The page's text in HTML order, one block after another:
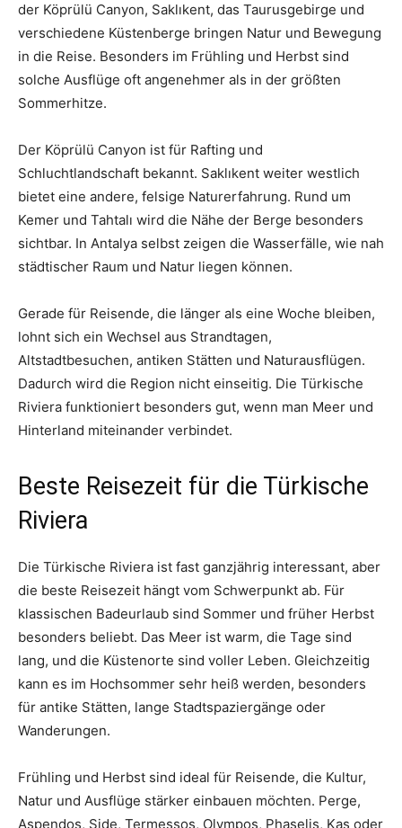
der Köprülü Canyon, Saklıkent, das Taurusgebirge und
verschiedene Küstenberge bringen Natur und Bewegung
in die Reise. Besonders im Frühling und Herbst sind
solche Ausflüge oft angenehmer als in der größten
Sommerhitze.
Der Köprülü Canyon ist für Rafting und
Schluchtlandschaft bekannt. Saklıkent weiter westlich
bietet eine andere, felsige Naturerfahrung. Rund um
Kemer und Tahtalı wird die Nähe der Berge besonders
sichtbar. In Antalya selbst zeigen die Wasserfälle, wie nah
städtischer Raum und Natur liegen können.
Gerade für Reisende, die länger als eine Woche bleiben,
lohnt sich ein Wechsel aus Strandtagen,
Altstadtbesuchen, antiken Stätten und Naturausflügen.
Dadurch wird die Region nicht einseitig. Die Türkische
Riviera funktioniert besonders gut, wenn man Meer und
Hinterland miteinander verbindet.
Beste Reisezeit für die Türkische
Riviera
Die Türkische Riviera ist fast ganzjährig interessant, aber
die beste Reisezeit hängt vom Schwerpunkt ab. Für
klassischen Badeurlaub sind Sommer und früher Herbst
besonders beliebt. Das Meer ist warm, die Tage sind
lang, und die Küstenorte sind voller Leben. Gleichzeitig
kann es im Hochsommer sehr heiß werden, besonders
für antike Stätten, lange Stadtspaziergänge oder
Wanderungen.
Frühling und Herbst sind ideal für Reisende, die Kultur,
Natur und Ausflüge stärker einbauen möchten. Perge,
Aspendos, Side, Termessos, Olympos, Phaselis, Kaş oder